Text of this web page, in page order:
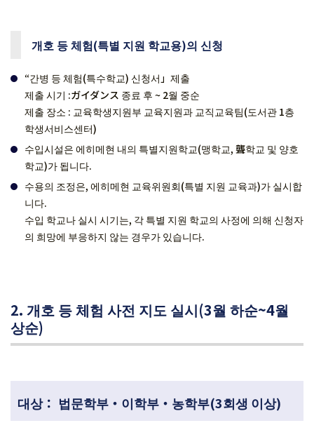
개호 등 체험(특별 지원 학교용)의 신청
“간병 등 체험(특수학교) 신청서」제출
제출 시기 :ガイダンス 종료 후 ~ 2월 중순
제출 장소 : 교육학생지원부 교육지원과 교직교육팀(도서관 1층
학생서비스센터)
수입시설은 에히메현 내의 특별지원학교(맹학교, 聾학교 및 양호
학교)가 됩니다.
수용의 조정은, 에히메현 교육위원회(특별 지원 교육과)가 실시합
니다.
수입 학교나 실시 시기는, 각 특별 지원 학교의 사정에 의해 신청자
의 희망에 부응하지 않는 경우가 있습니다.
2. 개호 등 체험 사전 지도 실시(3월 하순~4월
상순)
대상： 법문학부・이학부・농학부(3회생 이상)